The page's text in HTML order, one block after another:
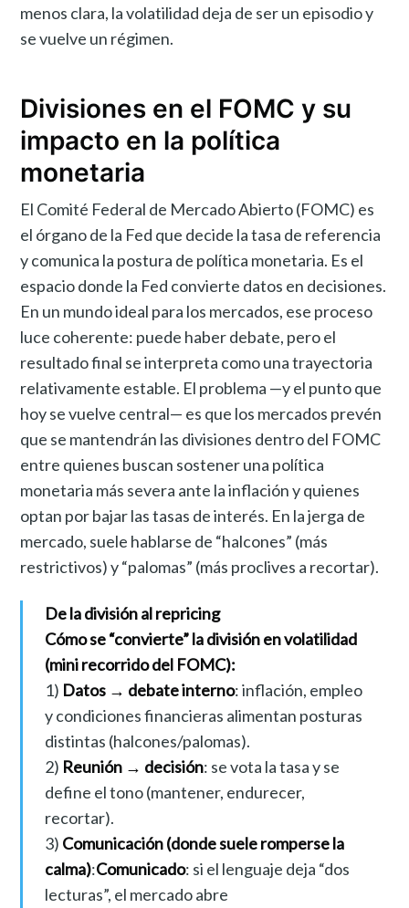
menos clara, la volatilidad deja de ser un episodio y
se vuelve un régimen.
Divisiones en el FOMC y su
impacto en la política
monetaria
El Comité Federal de Mercado Abierto (FOMC) es
el órgano de la Fed que decide la tasa de referencia
y comunica la postura de política monetaria. Es el
espacio donde la Fed convierte datos en decisiones.
En un mundo ideal para los mercados, ese proceso
luce coherente: puede haber debate, pero el
resultado final se interpreta como una trayectoria
relativamente estable. El problema —y el punto que
hoy se vuelve central— es que los mercados prevén
que se mantendrán las divisiones dentro del FOMC
entre quienes buscan sostener una política
monetaria más severa ante la inflación y quienes
optan por bajar las tasas de interés. En la jerga de
mercado, suele hablarse de “halcones” (más
restrictivos) y “palomas” (más proclives a recortar).
De la división al repricing
Cómo se “convierte” la división en volatilidad
(mini recorrido del FOMC):
1) Datos → debate interno: inflación, empleo
y condiciones financieras alimentan posturas
distintas (halcones/palomas).
2) Reunión → decisión: se vota la tasa y se
define el tono (mantener, endurecer,
recortar).
3) Comunicación (donde suele romperse la
calma):Comunicado: si el lenguaje deja “dos
lecturas”, el mercado abre